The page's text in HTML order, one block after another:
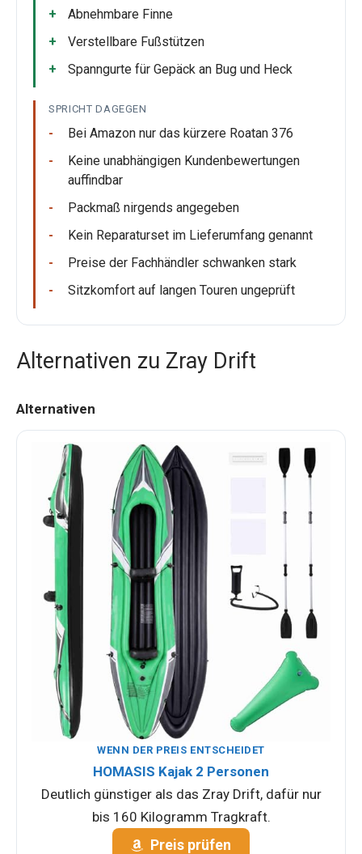
Abnehmbare Finne
Verstellbare Fußstützen
Spanngurte für Gepäck an Bug und Heck
SPRICHT DAGEGEN
Bei Amazon nur das kürzere Roatan 376
Keine unabhängigen Kundenbewertungen
auffindbar
Packmaß nirgends angegeben
Kein Reparaturset im Lieferumfang genannt
Preise der Fachhändler schwanken stark
Sitzkomfort auf langen Touren ungeprüft
Alternativen zu Zray Drift
Alternativen
WENN DER PREIS ENTSCHEIDET
HOMASIS Kajak 2 Personen
Deutlich günstiger als das Zray Drift, dafür nur
bis 160 Kilogramm Tragkraft.
Preis prüfen